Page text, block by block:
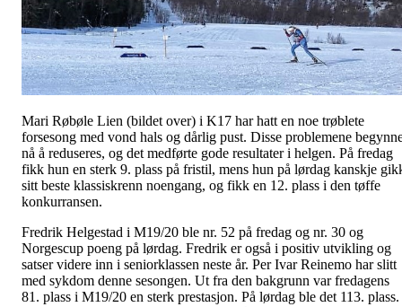
Mari Røbøle Lien (bildet over) i K17 har hatt en noe trøblete
forsesong med vond hals og dårlig pust. Disse problemene
nå å reduseres, og det medførte gode resultater i helgen. På fredag
fikk hun en sterk 9. plass på fristil, mens hun på lørdag kanskje
sitt beste klassiskrenn noengang, og fikk en 12. plass i den tøffe
konkurransen.
Fredrik Helgestad i M19/20 ble nr. 52 på fredag og nr. 30 og
Norgescup poeng på lørdag. Fredrik er også i positiv utvikling og
satser videre inn i seniorklassen neste år. Per Ivar Reinemo har slitt
med sykdom denne sesongen. Ut fra den bakgrunn var fredagens
81. plass i M19/20 en sterk prestasjon. På lørdag ble det 113. plass.